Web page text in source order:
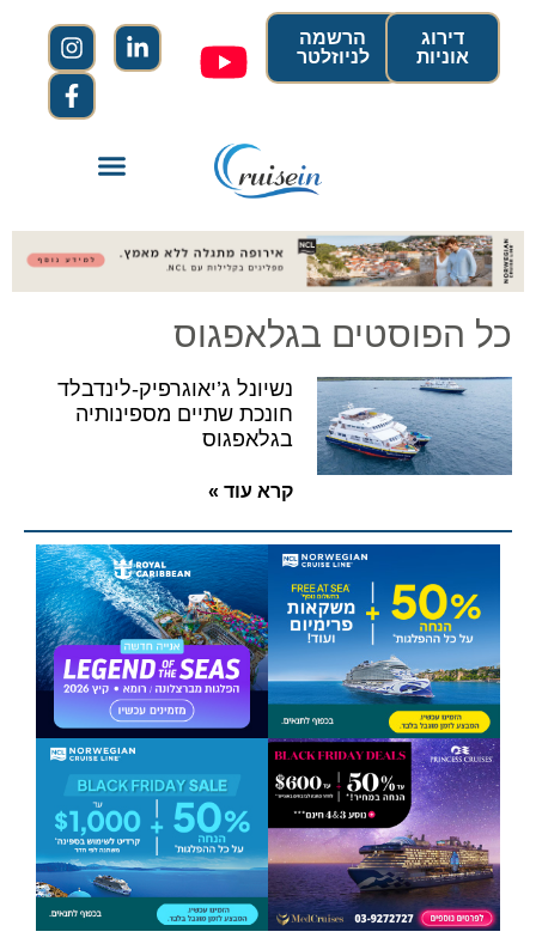
הרשמה
לניוזלטר
דירוג
אוניות
כל הפוסטים בגלאפגוס
נשיונל ג’יאוגרפיק-לינדבלד
חונכת שתיים מספינותיה
בגלאפגוס
קרא עוד »